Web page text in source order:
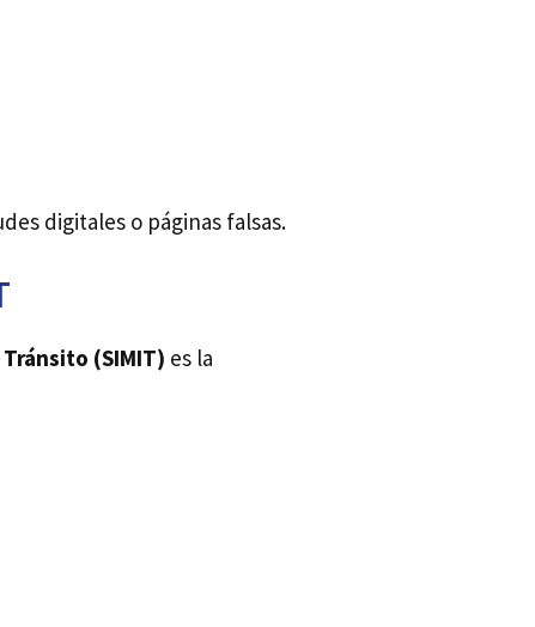
digitales o páginas falsas.
(SIMIT) es la